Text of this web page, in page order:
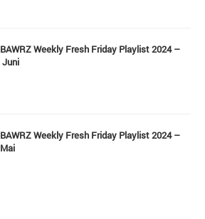
BAWRZ Weekly Fresh Friday Playlist 2024 –
Juni
BAWRZ Weekly Fresh Friday Playlist 2024 –
Mai